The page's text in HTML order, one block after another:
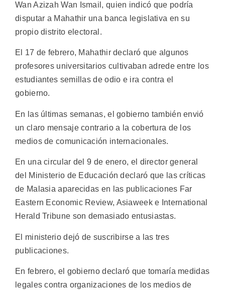
Wan Azizah Wan Ismail, quien indicó que podría
disputar a Mahathir una banca legislativa en su
propio distrito electoral.
El 17 de febrero, Mahathir declaró que algunos
profesores universitarios cultivaban adrede entre los
estudiantes semillas de odio e ira contra el
gobierno.
En las últimas semanas, el gobierno también envió
un claro mensaje contrario a la cobertura de los
medios de comunicación internacionales.
En una circular del 9 de enero, el director general
del Ministerio de Educación declaró que las críticas
de Malasia aparecidas en las publicaciones Far
Eastern Economic Review, Asiaweek e International
Herald Tribune son demasiado entusiastas.
El ministerio dejó de suscribirse a las tres
publicaciones.
En febrero, el gobierno declaró que tomaría medidas
legales contra organizaciones de los medios de